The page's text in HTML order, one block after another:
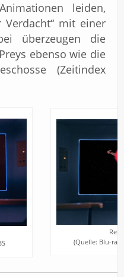
leiden,
Verdacht“ mit einer
überzeugen die
ebenso wie die
(Zeitindex
(Quelle: Blu-